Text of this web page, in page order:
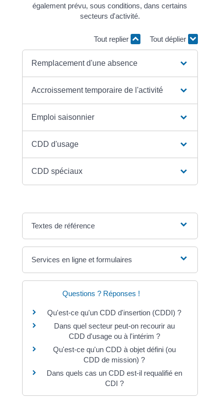
également prévu, sous conditions, dans certains
secteurs d'activité.
Tout replier Tout déplier
Remplacement d'une absence
Accroissement temporaire de l'activité
Emploi saisonnier
CDD d'usage
CDD spéciaux
Textes de référence
Services en ligne et formulaires
Questions ? Réponses !
Qu'est-ce qu'un CDD d'insertion (CDDI) ?
Dans quel secteur peut-on recourir au
CDD d'usage ou à l'intérim ?
Qu'est-ce qu'un CDD à objet défini (ou
CDD de mission) ?
Dans quels cas un CDD est-il requalifié en
CDI ?